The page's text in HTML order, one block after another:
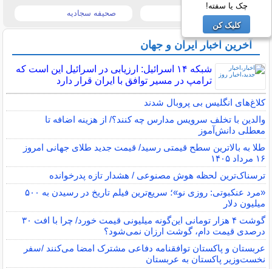
صحیفه سجادیه
آخرین اخبار ایران و جهان
شبکه ۱۴ اسرائیل: ارزیابی در اسرائیل این است که
ترامپ در مسیر توافق با ایران قرار دارد
کلاغ‌های انگلیس بی پروبال شدند
والدین با تخلف سرویس مدارس چه کنند؟/ از هزینه اضافه تا
معطلی دانش‌آموز
طلا به بالاترین سطح قیمتی رسید/ قیمت جدید طلای جهانی امروز
۱۶ مرداد ۱۴۰۵
ترسناک‌ترین لحظه هوش مصنوعی / هشدار تازه پدرخوانده
«مرد عنکبوتی: روزی نو»؛ سریع‌ترین فیلم تاریخ در رسیدن به ۵۰۰
میلیون دلار
گوشت ۴ هزار تومانی این‌گونه میلیونی قیمت خورد/ چرا با افت ۳۰
درصدی قیمت دام، گوشت ارزان نمی‌شود؟
عربستان و پاکستان توافقنامه دفاعی مشترک امضا می‌کنند /سفر
نخست‌وزیر پاکستان به عربستان
چک یا سفته!
کلیک کن